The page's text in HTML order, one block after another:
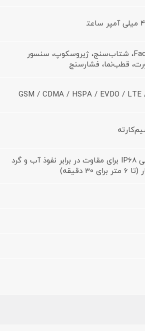
Face ID، شتاب‌سنج، ژیروسکوپ، سنسور
قطب‌نما، فشارسنج
GSM / CDMA / HSPA / EVDO / LTE
گواهی IP68 برای مقاوت در برابر نفوذ آب و گرد
30 دقیقه)